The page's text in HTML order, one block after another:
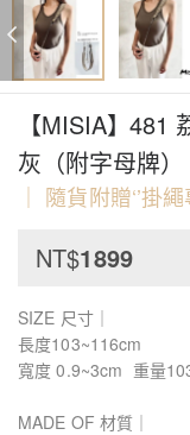
【MISIA】481
灰（附字母牌）
｜ 隨貨附贈‘’掛
NT$1899
SIZE 尺寸｜
長度103~116cm
寬度 0.9~3cm 重量
MADE OF 材質｜